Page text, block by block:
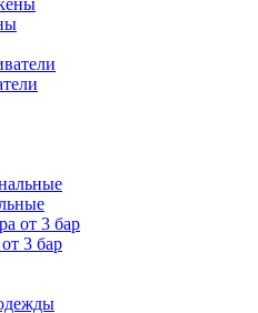
3 бар